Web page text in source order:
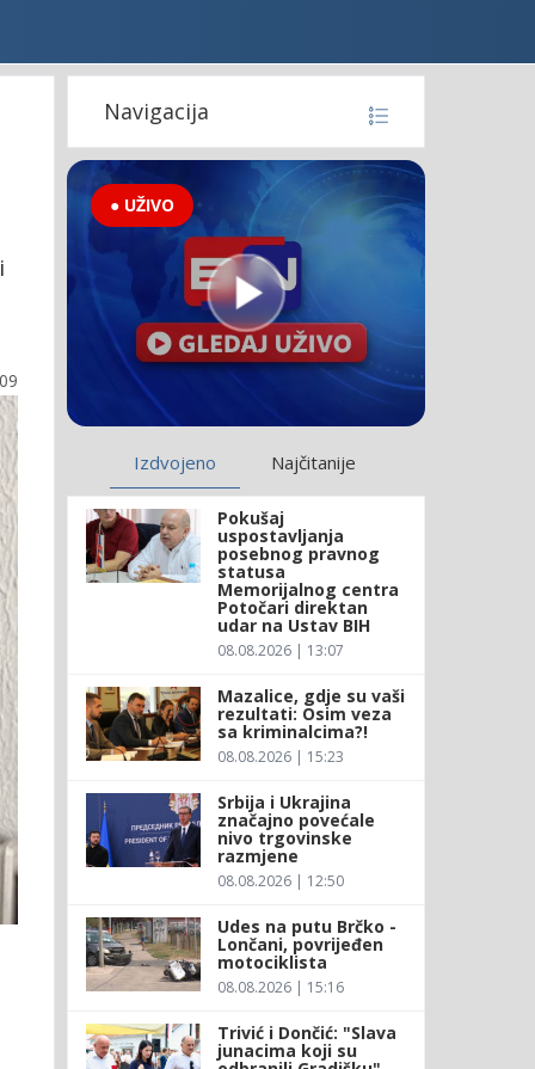
Navigacija
● UŽIVO
Izdvojeno Najčitanije
Pokušaj
uspostavljanja
posebnog pravnog
statusa
Memorijalnog centra
Potočari direktan
udar na Ustav BIH
08.08.2026 | 13:07
Mazalice, gdje su vaši
rezultati: Osim veza
sa kriminalcima?!
08.08.2026 | 15:23
Srbija i Ukrajina
značajno povećale
nivo trgovinske
razmjene
08.08.2026 | 12:50
Udes na putu Brčko -
Lončani, povrijeđen
motociklista
08.08.2026 | 15:16
Trivić i Dončić: "Slava
junacima koji su